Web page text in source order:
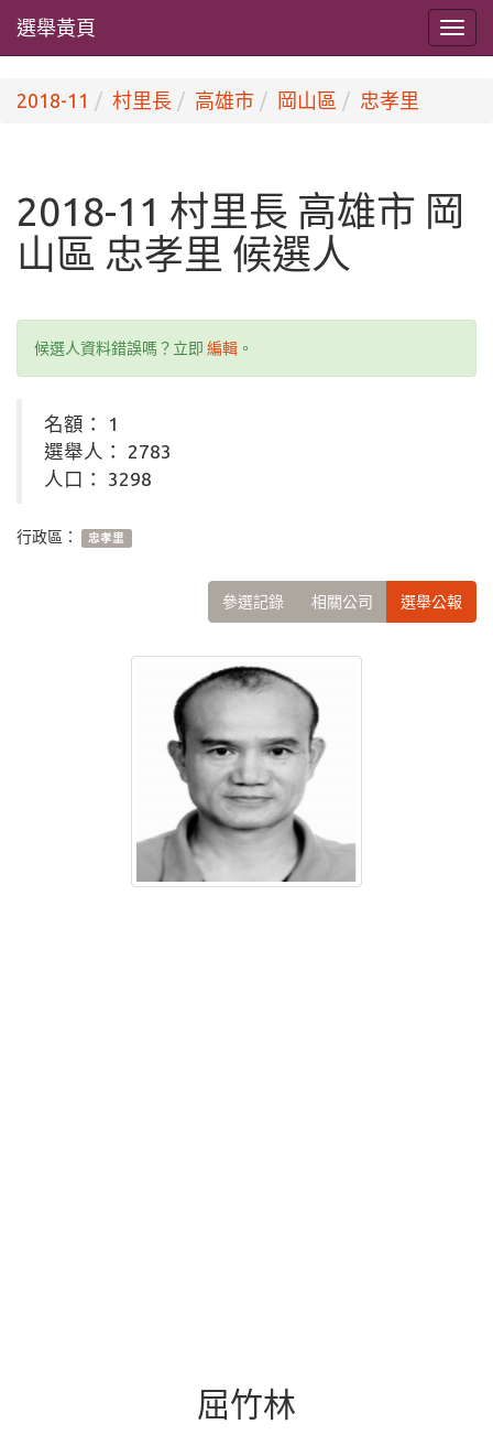
選舉黃頁
2018-11 村里長 高雄市 岡山區 忠孝里
2018-11 村里長 高雄市 岡
山區 忠孝里 候選人
候選人資料錯誤嗎？立即 編輯 。
名額： 1
選舉人： 2783
人口： 3298
行政區： 忠孝里
參選記錄 相關公司 選舉公報
屈竹林